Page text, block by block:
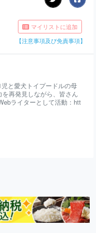
マイリストに追加
【注意事項及び免責事項】
と愛犬トイプードルの母
再発見しながら、皆さん
ライターとして活動：htt